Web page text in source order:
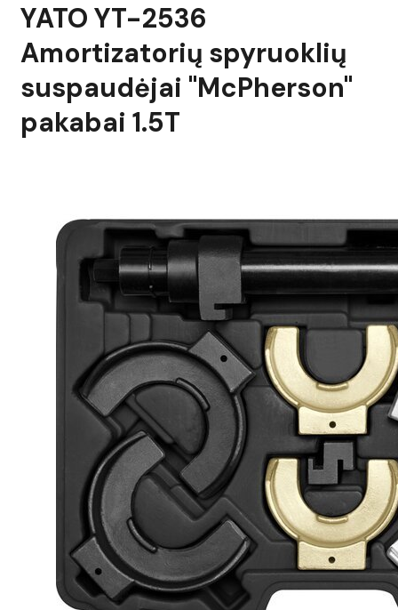
YATO YT-2536
Amortizatorių spyruoklių
suspaudėjai "McPherson"
pakabai 1.5T